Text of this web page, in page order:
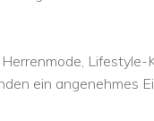
ein angenehmes